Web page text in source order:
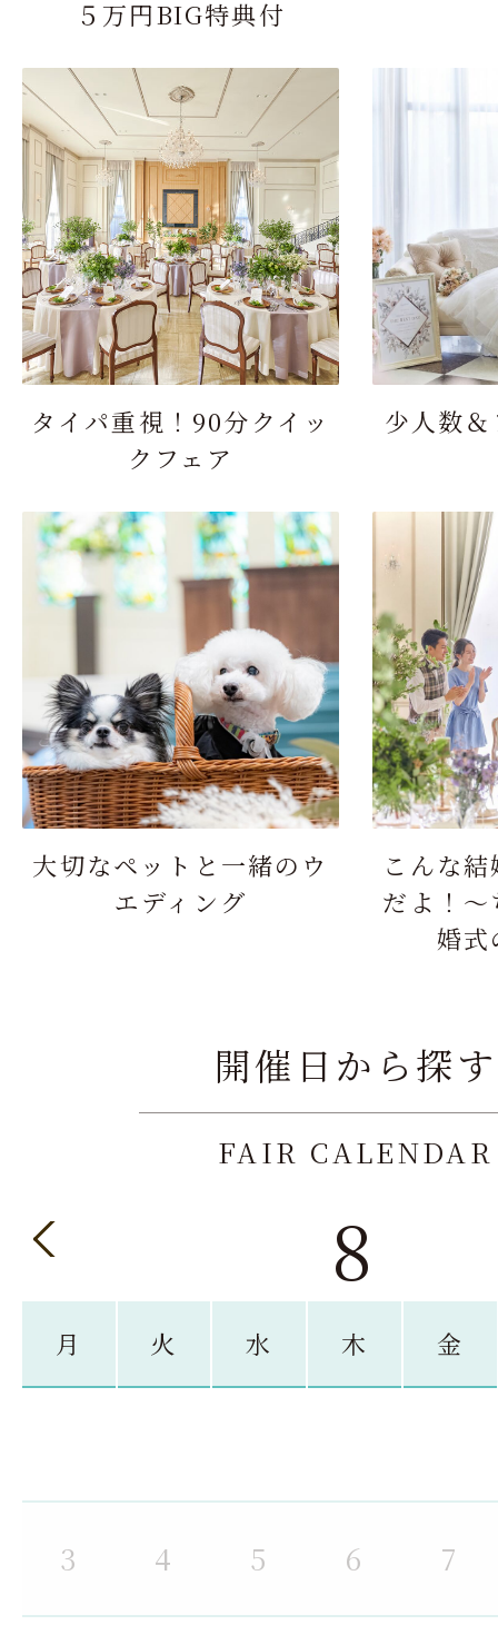
５万円BIG特典付
タイパ重視！90分クイッ
クフェア
少人数
大切なペットと一緒のウ
エディング
こんな
だよ！
婚
開催日から探す
FAIR CALENDAR
8
月 火 水 木 金
3 4 5 6 7